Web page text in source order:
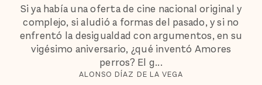
Si ya había una oferta de cine nacional original y
complejo, si aludió a formas del pasado, y si no
enfrentó la desigualdad con argumentos, en su
vigésimo aniversario, ¿qué inventó Amores
perros? El g...
ALONSO DÍAZ DE LA VEGA